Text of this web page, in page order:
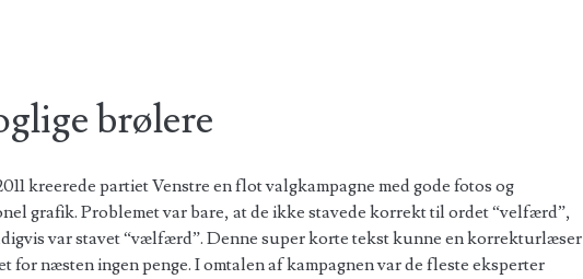
brølere
kreerede partiet Venstre en flot valgkampagne med gode fotos og
grafik. Problemet var bare, at de ikke stavede korrekt til ordet “velfærd”,
var stavet “vælfærd”. Denne super korte tekst kunne en korrekturlæser
for næsten ingen penge. I omtalen af kampagnen var de fleste eksperter